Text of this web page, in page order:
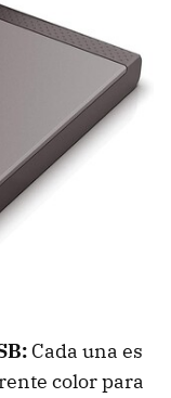
Cada una es
color para